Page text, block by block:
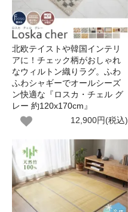
北欧テイストや韓国インテリ
アに！チェック柄がおしゃれ
なウィルトン織りラグ。ふわ
ふわシャギーでオールシーズ
ン快適な『ロスカ・チェル グ
レー 約120x170cm』
12,900円(税込)